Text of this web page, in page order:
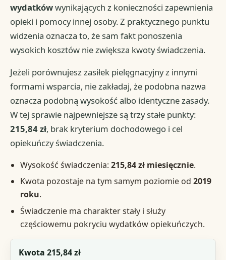
wydatkówwynikających z konieczności zapewnienia
opieki i pomocy innej osoby. Z praktycznego punktu
widzenia oznacza to, że sam fakt ponoszenia
wysokich kosztów nie zwiększa kwoty świadczenia.
Jeżeli porównujesz zasiłek pielęgnacyjny z innymi
formami wsparcia, nie zakładaj, że podobna nazwa
oznacza podobną wysokość albo identyczne zasady.
W tej sprawie najpewniejsze są trzy stałe punkty:
215,84 zł, brak kryterium dochodowego i cel
opiekuńczy świadczenia.
Wysokość świadczenia: 215,84 zł miesięcznie.
Kwota pozostaje na tym samym poziomie od 2019
roku.
Świadczenie ma charakter stały i służy
częściowemu pokryciu wydatków opiekuńczych.
Element
Kwota 215,84 zł